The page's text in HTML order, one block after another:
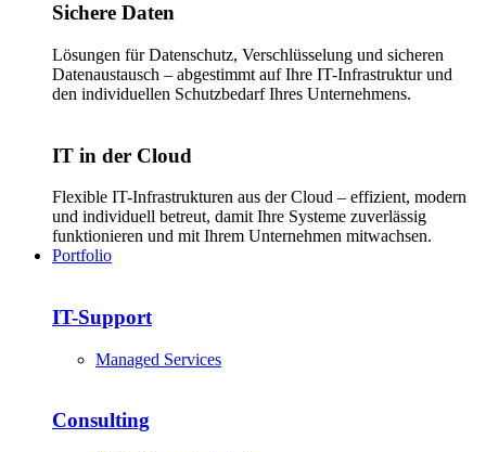
Sichere Daten
Lösungen für Datenschutz, Verschlüsselung und sicheren
Datenaustausch – abgestimmt auf Ihre IT-Infrastruktur und
den individuellen Schutzbedarf Ihres Unternehmens.
IT in der Cloud
Flexible IT-Infrastrukturen aus der Cloud – effizient, modern
und individuell betreut, damit Ihre Systeme zuverlässig
funktionieren und mit Ihrem Unternehmen mitwachsen.
Portfolio
IT-Support
Managed Services
Consulting